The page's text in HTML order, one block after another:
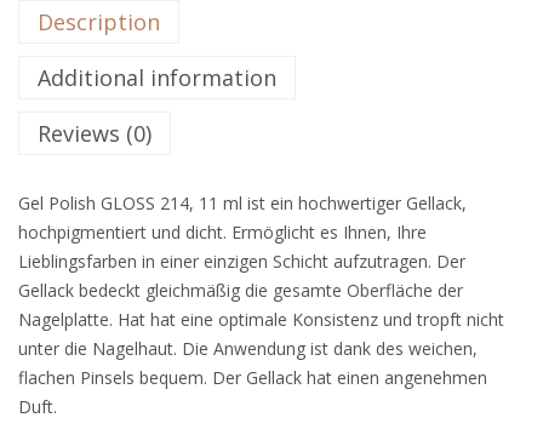
Description
Additional information
Reviews (0)
Gel Polish GLOSS 214, 11 ml ist ein hochwertiger Gellack,
hochpigmentiert und dicht. Ermöglicht es Ihnen, Ihre
Lieblingsfarben in einer einzigen Schicht aufzutragen. Der
Gellack bedeckt gleichmäßig die gesamte Oberfläche der
Nagelplatte. Hat hat eine optimale Konsistenz und tropft nicht
unter die Nagelhaut. Die Anwendung ist dank des weichen,
flachen Pinsels bequem. Der Gellack hat einen angenehmen
Duft.